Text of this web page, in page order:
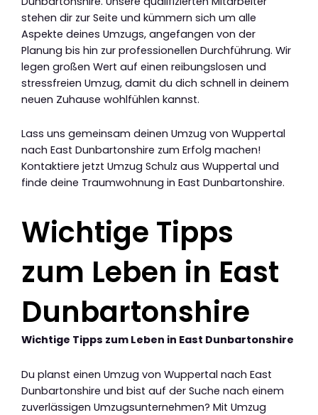
stehen dir zur Seite und kümmern sich um alle
Aspekte deines Umzugs, angefangen von der
Planung bis hin zur professionellen Durchführung. Wir
legen großen Wert auf einen reibungslosen und
stressfreien Umzug, damit du dich schnell in deinem
neuen Zuhause wohlfühlen kannst.
Lass uns gemeinsam deinen Umzug von Wuppertal
nach East Dunbartonshire zum Erfolg machen!
Kontaktiere jetzt Umzug Schulz aus Wuppertal und
finde deine Traumwohnung in East Dunbartonshire.
Wichtige Tipps
zum Leben in East
Dunbartonshire
Wichtige Tipps zum Leben in East Dunbartonshire
Du planst einen Umzug von Wuppertal nach East
Dunbartonshire und bist auf der Suche nach einem
zuverlässigen Umzugsunternehmen? Mit Umzug